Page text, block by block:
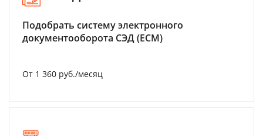
Подобрать систему электронного
документооборота СЭД (ECM)
От 1 360 руб./месяц